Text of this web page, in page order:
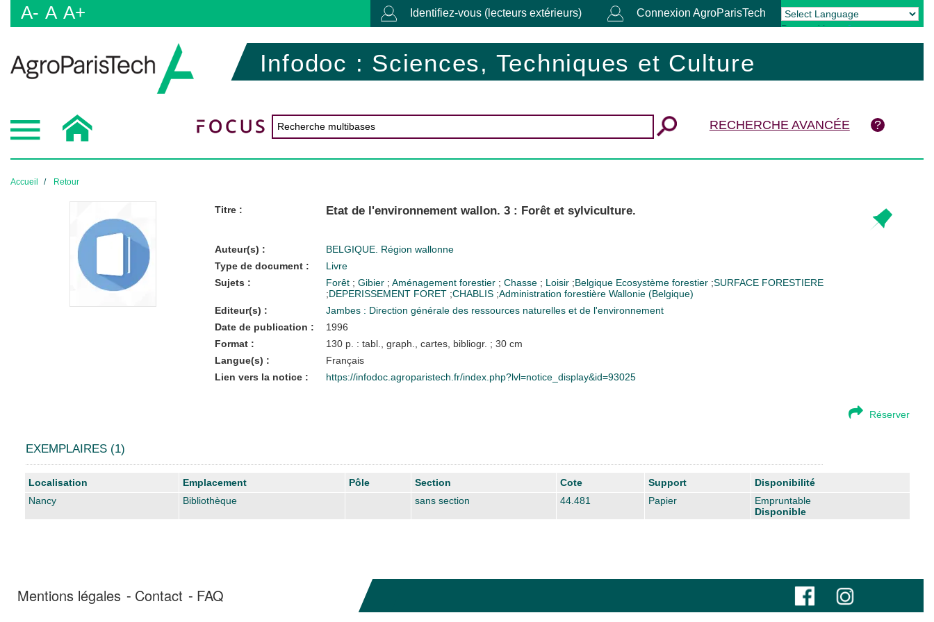
A- A A+ Identifiez-vous (lecteurs extérieurs) Connexion AgroParisTech
Powered by Translate
Infodoc : Sciences, Techniques et Culture
RECHERCHE AVANCÉE
Accueil Retour
Titre : Etat de l'environnement wallon. 3 : Forêt et sylviculture.
Auteur(s) :
BELGIQUE. Région wallonne
Type de document :
Livre
Sujets :
Forêt ; Gibier ; Aménagement forestier ; Chasse ; Loisir ;Belgique Ecosystème forestier ;SURFACE FORESTIERE
;DEPERISSEMENT FORET ;CHABLIS ;Administration forestière Wallonie (Belgique)
Editeur(s) :
Jambes : Direction générale des ressources naturelles et de l'environnement
Date de publication :
1996
Format :
130 p. : tabl., graph., cartes, bibliogr. ; 30 cm
Langue(s) :
Français
Lien vers la notice :
https://infodoc.agroparistech.fr/index.php?lvl=notice_display&id=93025
Réserver
EXEMPLAIRES (1)
Liste des exemplaires
Localisation Emplacement Pôle Section Cote Support
Disponibilité
Nancy
Bibliothèque sans section 44.481 Papier
Empruntable
Disponible
Mentions légales Contact FAQ